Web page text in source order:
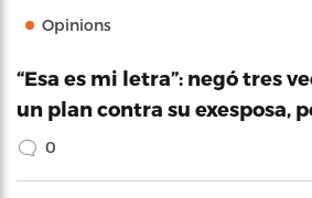
Opinions
“Esa es mi letra”: negó tres
un plan contra su exesposa,
0